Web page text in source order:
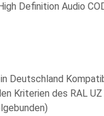
Definition Audio
Deutschland
Kriterien des RAL UZ